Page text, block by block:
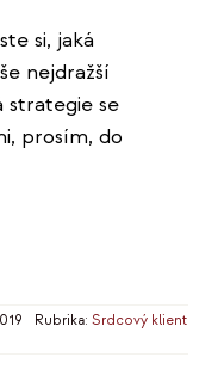
si, jaká
nejdražší
strategie se
prosím, do
Rubrika: Srdcový klient